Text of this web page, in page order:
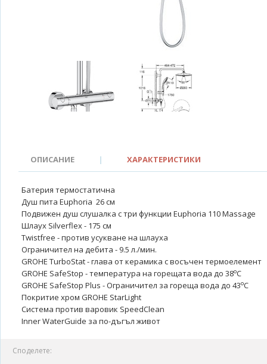
ОПИСАНИЕ | ХАРАКТЕРИСТИКИ
Батерия термостатична
Душ пита Euphoria 26 см
Подвижен душ слушалка с три функции Euphoria 110 Massage
Шлаух Silverflex - 175 см
Twistfree - против усукване на шлауха
Ограничител на дебита - 9.5 л./мин.
GROHE TurboStat - глава от керамика с восъчен термоелемент
GROHE SafeStop - температура на горещата вода до 38oC
GROHE SafeStop Plus - Ограничител за гореща вода до 43оC
Покритие хром GROHE StarLight
Система против варовик SpeedClean
Inner WaterGuide за по-дъгъл живот
Споделете: